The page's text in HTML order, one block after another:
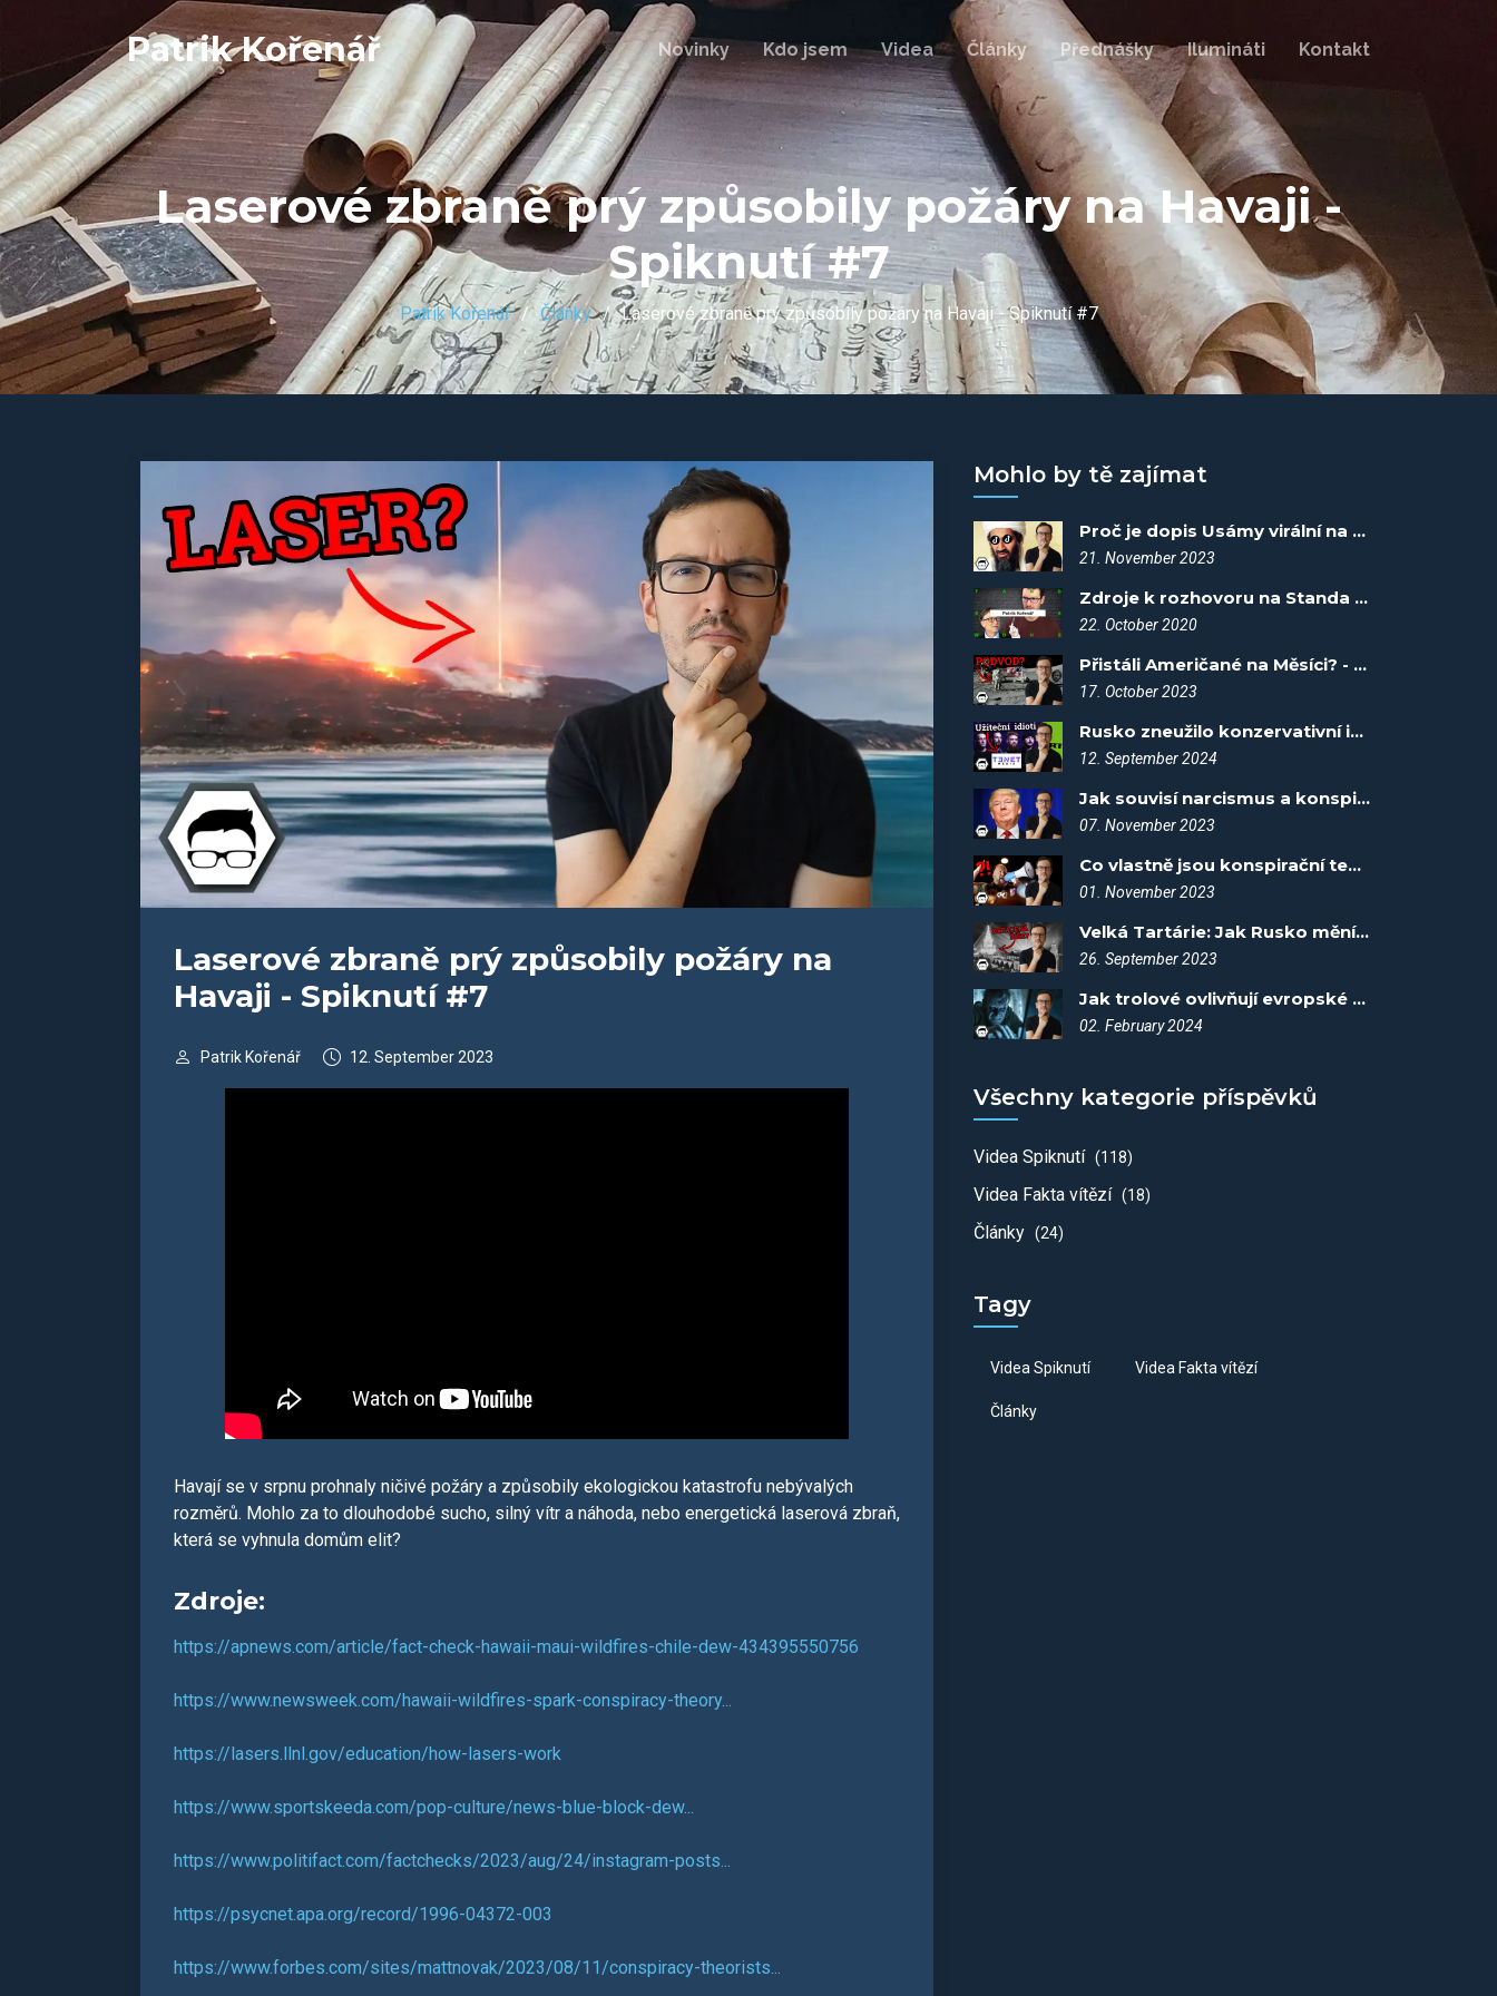
Patrik Kořenář Novinky Kdo jsem Videa Články Přednášky Ilumináti Kontakt
Laserové zbraně prý způsobily požáry na Havaji -
Spiknutí #7
Patrik Kořenář Články Laserové zbraně prý způsobily požáry na Havaji - Spiknutí #7
Laserové zbraně prý způsobily požáry na
Havaji - Spiknutí #7
Patrik Kořenář 12. September 2023
Havají se v srpnu prohnaly ničivé požáry a způsobily ekologickou katastrofu nebývalých
rozměrů. Mohlo za to dlouhodobé sucho, silný vítr a náhoda, nebo energetická laserová zbraň,
která se vyhnula domům elit?
Zdroje:
https://apnews.com/article/fact-check-hawaii-maui-wildfires-chile-dew-434395550756
https://www.newsweek.com/hawaii-wildfires-spark-conspiracy-theory...
https://lasers.llnl.gov/education/how-lasers-work
https://www.sportskeeda.com/pop-culture/news-blue-block-dew...
https://www.politifact.com/factchecks/2023/aug/24/instagram-posts...
https://psycnet.apa.org/record/1996-04372-003
https://www.forbes.com/sites/mattnovak/2023/08/11/conspiracy-theorists...
Mohlo by tě zajímat
Proč je dopis Usámy virální na TikToku - Spiknutí #57
21. November 2023
Zdroje k rozhovoru na Standa Show
22. October 2020
Přistáli Američané na Měsíci? - Spiknutí #33
17. October 2023
Rusko zneužilo konzervativní influencery! - Spiknutí #103
12. September 2024
Jak souvisí narcismus a konspirační teorie? - Spiknutí #47
07. November 2023
Co vlastně jsou konspirační teorie? - Spiknutí #43
01. November 2023
Velká Tartárie: Jak Rusko mění historii - Spiknutí #17
26. September 2023
Jak trolové ovlivňují evropské volby? - Spiknutí #88
02. February 2024
Všechny kategorie příspěvků
Videa Spiknutí (118)
Videa Fakta vítězí (18)
Články (24)
Tagy
Videa Spiknutí Videa Fakta vítězí
Články